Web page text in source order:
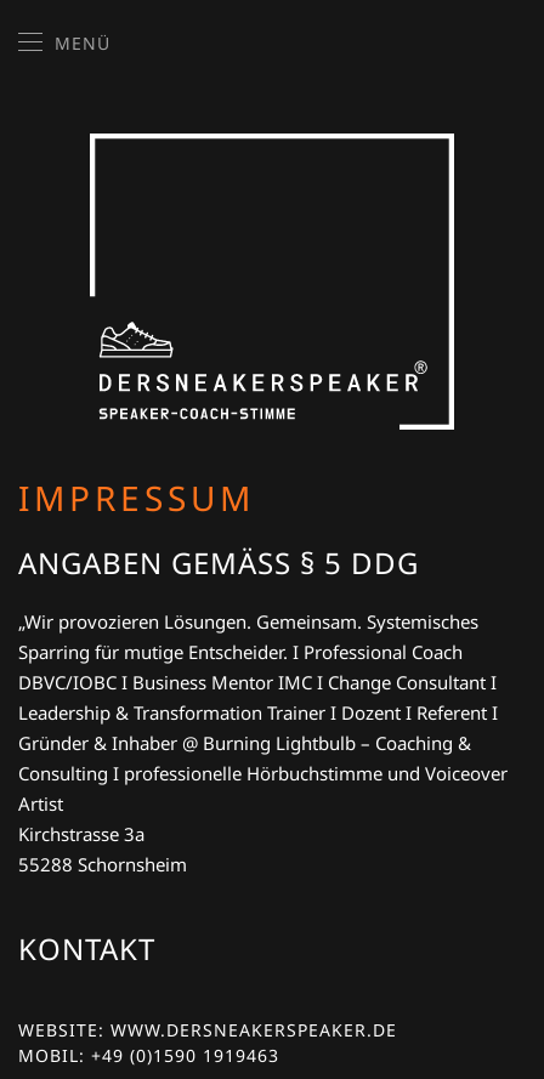
MENÜ
IMPRESSUM
ANGABEN GEMÄSS § 5 DDG
„Wir provozieren Lösungen. Gemeinsam. Systemisches
Sparring für mutige Entscheider. I Professional Coach
DBVC/IOBC I Business Mentor IMC I Change Consultant I
Leadership & Transformation Trainer I Dozent I Referent I
Gründer & Inhaber @ Burning Lightbulb – Coaching &
Consulting I professionelle Hörbuchstimme und Voiceover
Artist
Kirchstrasse 3a
55288 Schornsheim
KONTAKT
WEBSITE: WWW.DERSNEAKERSPEAKER.DE
MOBIL: +49 (0)1590 1919463